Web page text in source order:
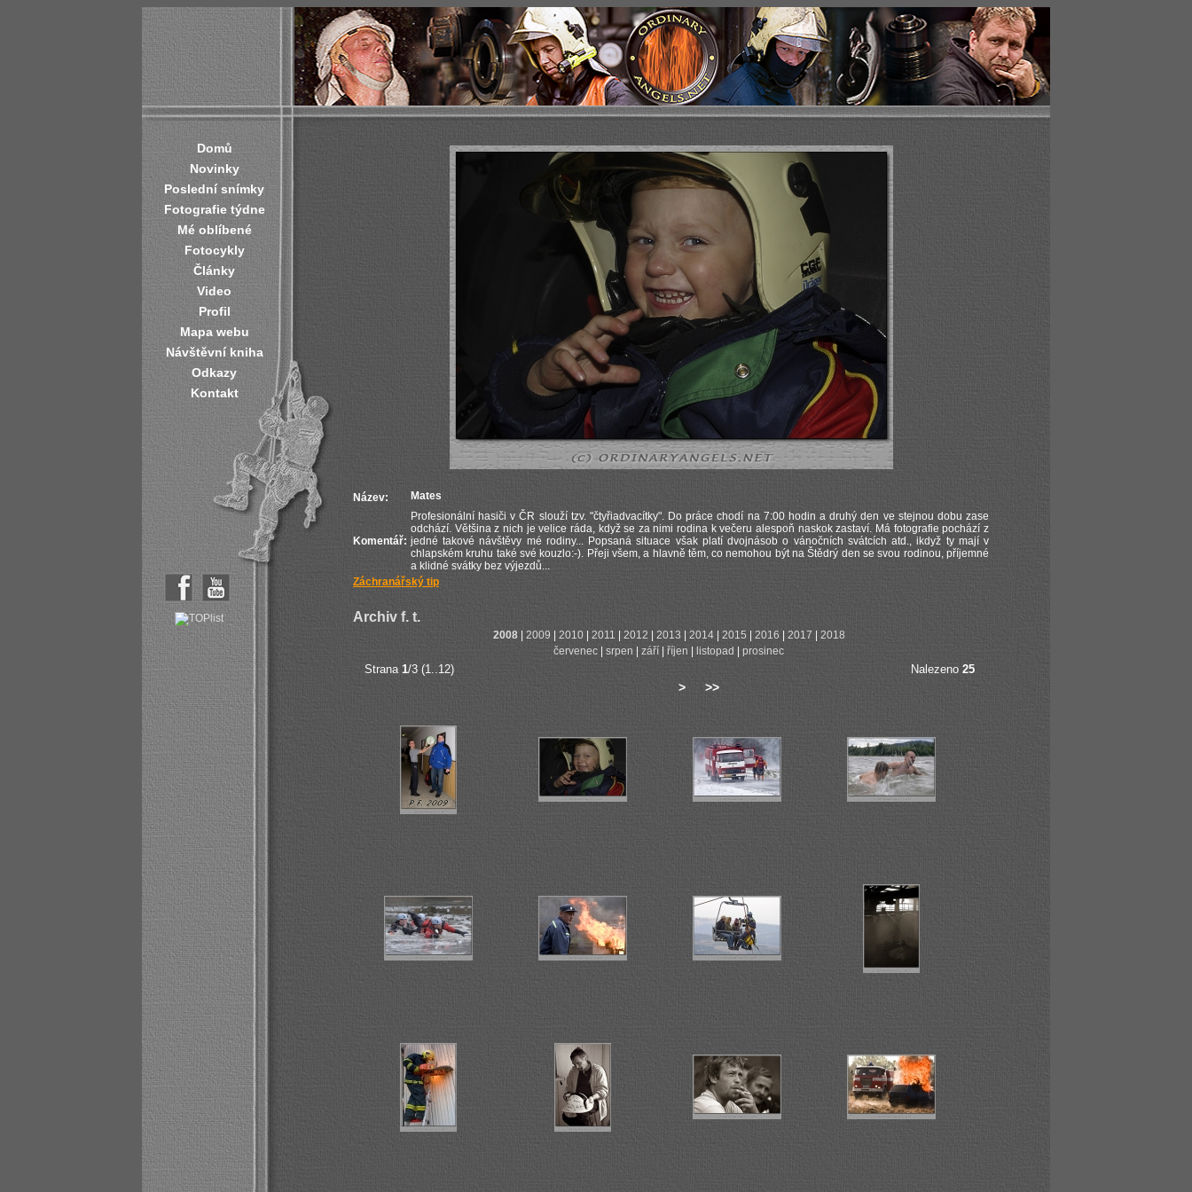
Domů
Novinky
Poslední snímky
Fotografie týdne
Mé oblíbené
Fotocykly
Články
Video
Profil
Mapa webu
Návštěvní kniha
Odkazy
Kontakt
Název: Mates
Komentář:
Profesionální hasiči v ČR slouží tzv. "čtyřiadvacítky". Do práce chodí na 7:00 hodin a druhý den ve stejnou dobu zase
odchází. Většina z nich je velice ráda, když se za nimi rodina k večeru alespoň naskok zastaví. Má fotografie pochází z
jedné takové návštěvy mé rodiny... Popsaná situace však platí dvojnásob o vánočních svátcích atd., ikdyž ty mají v
chlapském kruhu také své kouzlo:-). Přeji všem, a hlavně těm, co nemohou být na Štědrý den se svou rodinou, příjemné
a klidné svátky bez výjezdů...
Záchranářský tip
Archiv f. t.
2008 2009 2010| 2011 2012 2013 2014| 2015 2016 2017
2018
červenec
srpen září říjen listopad prosinec
Strana 1/3 (1..12) Nalezeno 25